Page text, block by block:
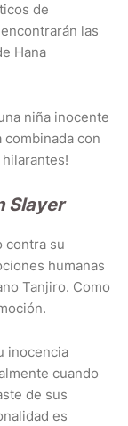
de
las
Hana
niña inocente
combinada con
Slayer
contra su
humanas
Tanjiro. Como
inocencia
cuando
de sus
es